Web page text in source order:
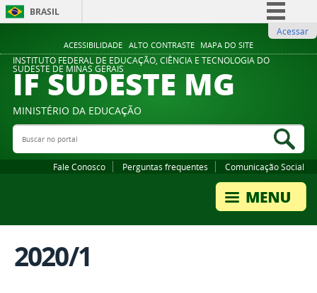
ACESSIBILIDADE ALTO CONTRASTE MAPA DO SITE
BRASIL
Comunica BR
Participe
Legislação
Acessar
INSTITUTO FEDERAL DE EDUCAÇÃO, CIÊNCIA E TECNOLOGIA DO
SUDESTE DE MINAS GERAIS
IF SUDESTE MG
MINISTÉRIO DA EDUCAÇÃO
Buscar no portal
Fale Conosco Perguntas frequentes Comunicação Social
2020/1